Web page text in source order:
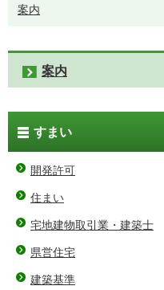
案内
案内
すまい
開発許可
住まい
宅地建物取引業・建築士
県営住宅
建築基準